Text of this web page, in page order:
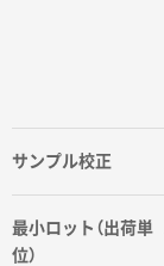
サンプル校正
最小ロット（出荷単
位）